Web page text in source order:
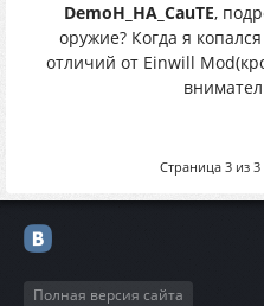
DemoH_HA_CauTE,
оружие? Когда я
отличий от Einwill
Страница 3 из 3
Полная версия сайта